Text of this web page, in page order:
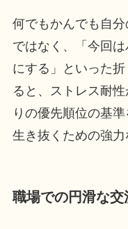
何でもかんでも自
ではなく、「今回
にする」といった
ると、ストレス耐
りの優先順位の基
生き抜くための強力
職場での円滑な交